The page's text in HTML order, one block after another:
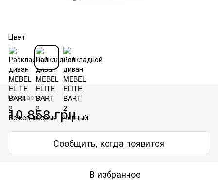
Цвет
Ожидается
10 858 грн
Сообщить, когда появится
В избранное